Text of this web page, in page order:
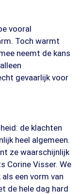
vooral
Toch warmt
neemt de kans
gevaarlijk voor
de klachten
heel algemeen.
ze waarschijnlijk
Corine Visser. We
een vorm van
de hele dag hard